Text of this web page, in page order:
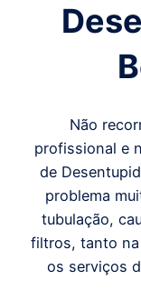
Não
profissional e
de
problema
tubulação,
filtros, tanto na
os serviços